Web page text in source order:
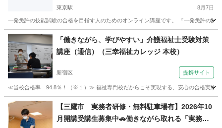
東京駅 8月7日
一発免許の技能試験の合格を目指す人のためのオンライン講座です。 『一発免許の
東京 中央区 東京駅 その他 オンライン
「働きながら、学びやすい」介護福祉士受験対策
講座（通信）（三幸福祉カレッジ 本校）
新宿区 提携サイト
≪当校合格率 94.8％！（※１）≫ 福祉専門校だからこそ実現する、安心の合格実績
東京 新宿区 その他
【三鷹市 実務者研修・無料駐車場有】2026年10
月開講受講生募集中🚗働きながら取れる「実務者